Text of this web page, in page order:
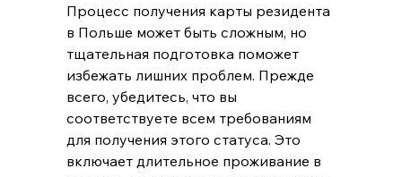
Процесс получения карты резидента
в Польше может быть сложным, но
тщательная подготовка поможет
избежать лишних проблем. Прежде
всего, убедитесь, что вы
соответствуете всем требованиям
для получения этого статуса. Это
включает длительное проживание в